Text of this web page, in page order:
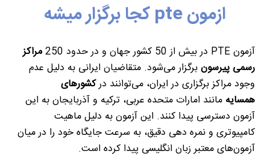
ازمون pte کجا برگزار میشه
آزمونPTE در بیش از 50 کشور جهان و در حدود 250
مراکز
رسمی پیرسونبرگزار می‌شود. متقاضیان ایرانی به دلیل عدم
وجود مراکز برگزاری در ایران، می‌توانند درکشورهای
همسایه مانند امارات متحده عربی، ترکیه و آذربایجان به این
آزمون دسترسی پیدا کنند. این آزمون به دلیل ماهیت
کامپیوتری و نمره دهی دقیق، به سرعت جایگاه خود را در میان
آزمون‌های معتبر زبان انگلیسی پیدا کرده است.